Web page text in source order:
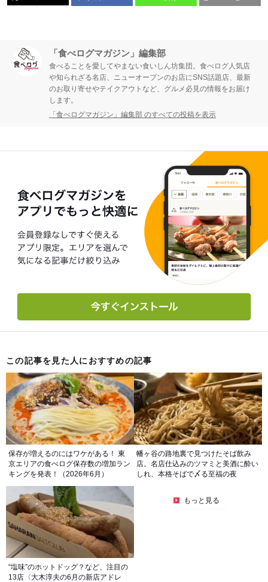
「食べログマガジン」編集部
食べることを愛してやまない食いしん坊集団。食べログ人気店
や知られざる名店、ニューオープンのお店にSNS話題店、最新
のお取り寄せやテイクアウトなど、グルメ必見の情報をお届け
します。
「食べログマガジン」編集部 のすべての投稿を表示
この記事を見た人におすすめの記事
保存が増えるのにはワケがある！ 東
京エリアの食べログ保存数の増加ラン
キングを発表！（2026年6月）
幡ヶ谷の路地裏で見つけたそば飲み
店。名店仕込みのツマミと美酒に酔い
しれ、本格そばで〆る至福の夜
“塩味”のホットドッグ？など、注目の
13店〈大木淳夫の6月の新店アドレ
もっと見る